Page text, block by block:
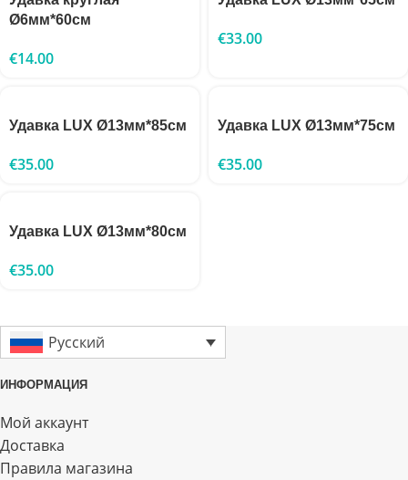
Ø6мм*60см
€14.00
€33.00
Удавка LUX Ø13мм*85см
€35.00
Удавка LUX Ø13мм*75см
€35.00
Удавка LUX Ø13мм*80см
€35.00
Русский
ИНФОРМАЦИЯ
Мой аккаунт
Доставка
Правила магазина